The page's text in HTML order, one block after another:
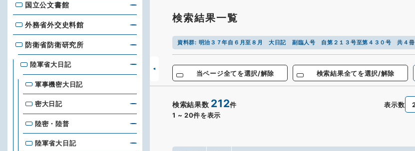
検索結果一覧
資料群: 明治３７年自６月至８月 大日記 副臨人号 自第２１３号至第４３０号 共４冊
当ページ全てを選択/解除 検索結果全てを選択/解除
検索結果数 212件
1 ~ 20件を表示
表示数
国立公文書館
国立公文書館
外務省外交史料館
外務省外交史料館
防衛省防衛研究所
防衛省防衛研究所
陸軍省大日記
軍事機密大日記
密大日記
陸密・陸普
陸軍省大日記